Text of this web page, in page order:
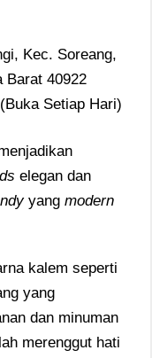
Kec. Soreang,
Barat 40922
Setiap Hari)
elegan dan
yang modern
kalem seperti
yang
dan minuman
merenggut hati